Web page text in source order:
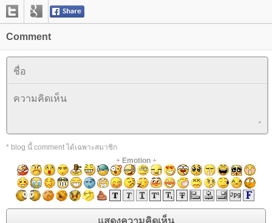
Comment
* blog นี้ comment ได้เฉพาะสมาชิก
+ Emotion+